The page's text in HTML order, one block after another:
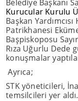
Belediye Başkanı
Kurucular Kurulu
Başkan
Patrikhanesi
Başpiskoposu
Rıza Uğurlu Dede
konuşmalar
Ayrıca;
STK yöneticileri,
temsilcileri yer aldı.